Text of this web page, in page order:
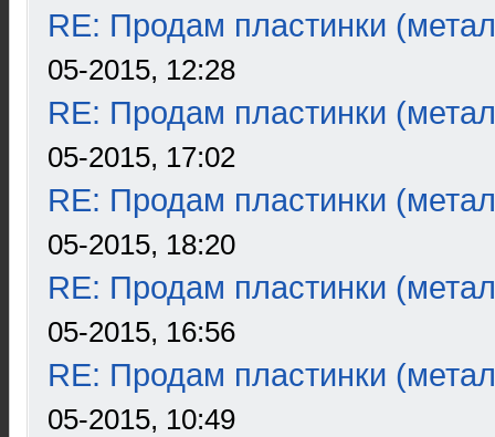
RE: Продам пластинки
05-2015, 12:28
RE: Продам пластинки
05-2015, 17:02
RE: Продам пластинки
05-2015, 18:20
RE: Продам пластинки
05-2015, 16:56
RE: Продам пластинки
05-2015, 10:49